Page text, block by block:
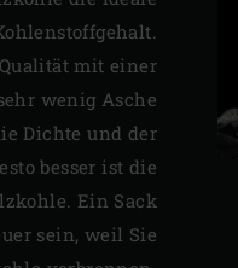
mit einer
wenig Asche
Dichte und der
besser ist die
Ein Sack
sein, weil Sie